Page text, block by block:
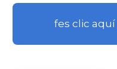
fes clic